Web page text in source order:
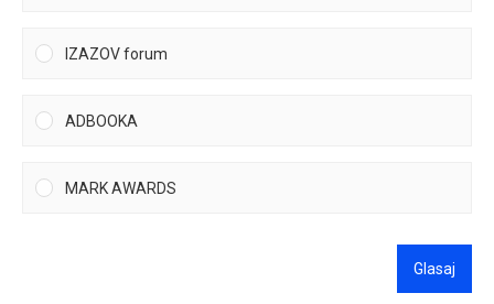
IZAZOV forum
ADBOOKA
MARK AWARDS
Glasaj